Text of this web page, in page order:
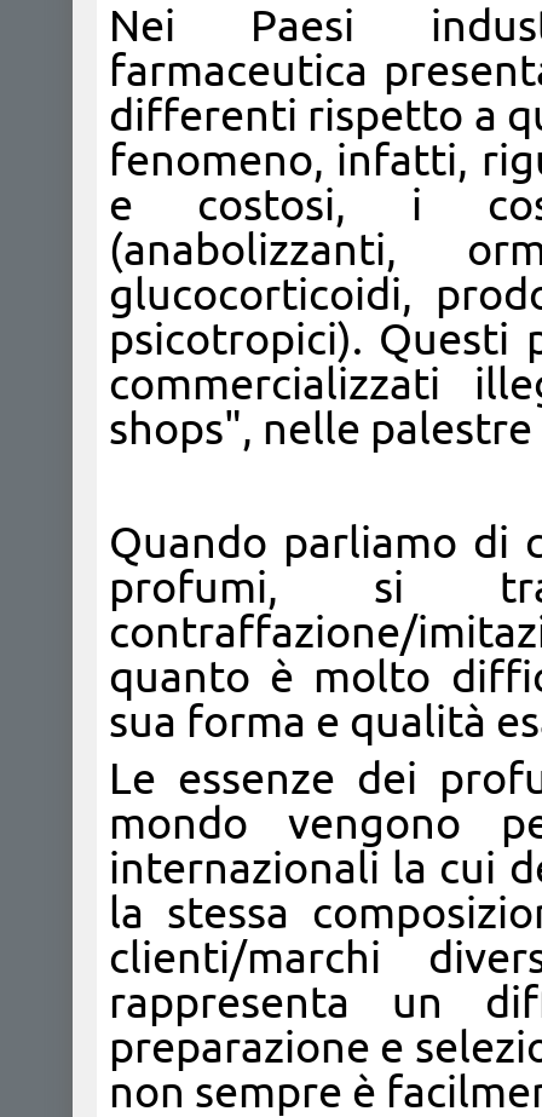
Nei Paesi
farmaceutica
differenti rispetto a
fenomeno, infatti,
e costosi, i
(anabolizzanti,
glucocorticoidi,
psicotropici). Questi
commercializzati
shops", nelle
Quando parliamo di
profumi, si
contraffazione/
quanto è molto
sua forma e qualità
Le essenze dei
mondo vengono
internazionali la cui
la stessa
clienti/marchi
rappresenta un
preparazione e
non sempre è